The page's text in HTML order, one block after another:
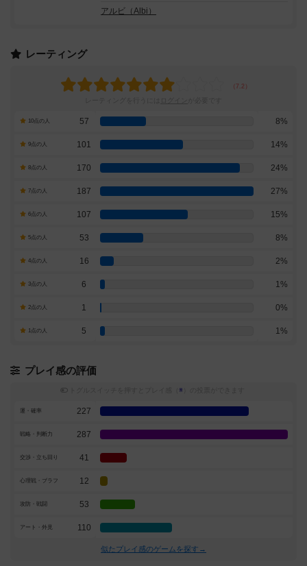
アルビ（Albi）
レーティング
10点の人 57 8%
9点の人 101 14%
8点の人 170 24%
7点の人 187 27%
6点の人 107 15%
5点の人 53 8%
4点の人 16 2%
3点の人 6 1%
2点の人 1 0%
1点の人 5 1%
プレイ感の評価
※
運・確率 227
戦略・判断力 287
交渉・立ち回り 41
心理戦・ブラフ 12
攻防・戦闘 53
アート・外見 110
似たプレイ感のゲームを探す→